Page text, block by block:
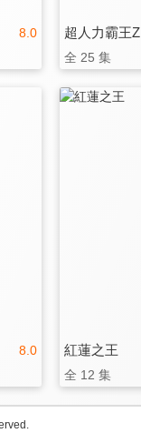
8.0 超人力霸王Z
全 25 集
8.0 紅蓮之王
全 12 集